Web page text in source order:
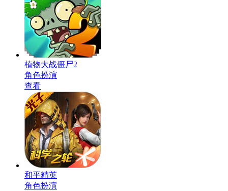
植物大战僵尸2
角色扮演
查看
和平精英
角色扮演